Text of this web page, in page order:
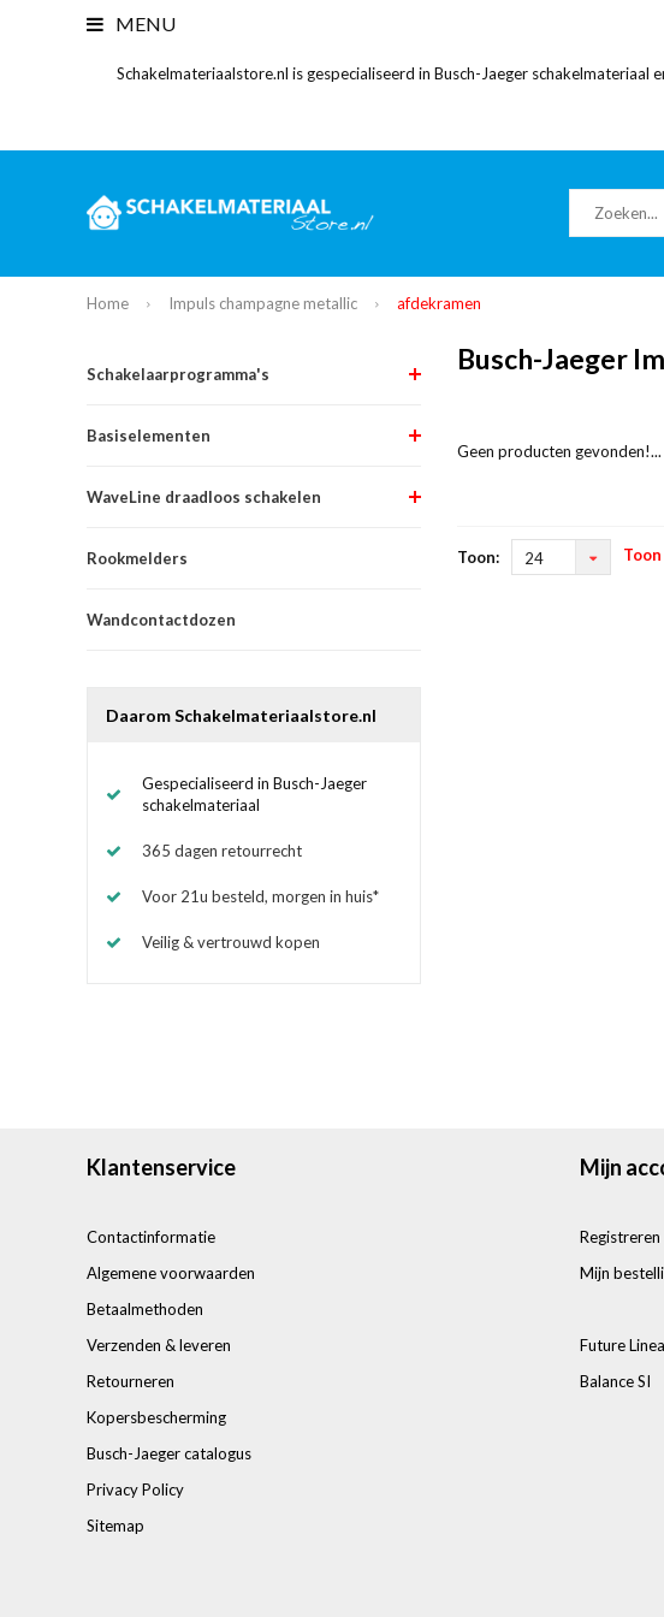
MENU
Schakelmateriaalstore.nl is gespecialiseerd in Busch-Jaeger
Home Impuls champagne metallic afdekramen
Schakelaarprogramma's
Basiselementen
WaveLine draadloos schakelen
Rookmelders
Wandcontactdozen
Daarom Schakelmateriaalstore.nl
Gespecialiseerd in Busch-Jaeger
schakelmateriaal
365 dagen retourrecht
Voor 21u besteld, morgen in huis*
Veilig & vertrouwd kopen
Busch-Jaeger
Geen producten gevonden!...
Toon: 24
Klantenservice
Contactinformatie
Algemene voorwaarden
Betaalmethoden
Verzenden & leveren
Retourneren
Kopersbescherming
Busch-Jaeger catalogus
Privacy Policy
Sitemap
Mijn
Registreren
Mijn
Future
Balance SI